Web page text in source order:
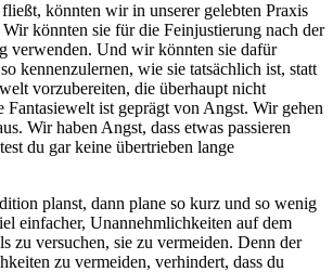
könnten wir in unserer gelebten Praxis
Wir könnten sie für die Feinjustierung nach der
verwenden. Und wir könnten sie dafür
kennenzulernen, wie sie tatsächlich ist, statt
vorzubereiten, die überhaupt nicht
Fantasiewelt ist geprägt von Angst. Wir gehen
Wir haben Angst, dass etwas passieren
du gar keine übertrieben lange
planst, dann plane so kurz und so wenig
einfacher, Unannehmlichkeiten auf dem
zu versuchen, sie zu vermeiden. Denn der
zu vermeiden, verhindert, dass du